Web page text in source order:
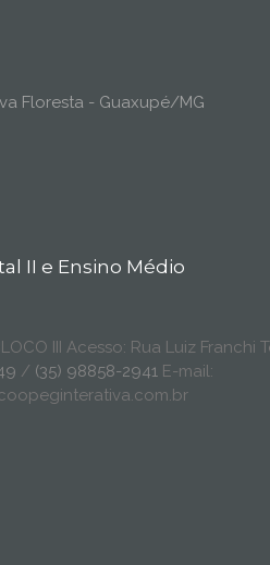
Floresta - Guaxupé/MG
II e Ensino Médio
III Acesso: Rua Luiz Franchi
/ (35) 98858-2941E-mail: